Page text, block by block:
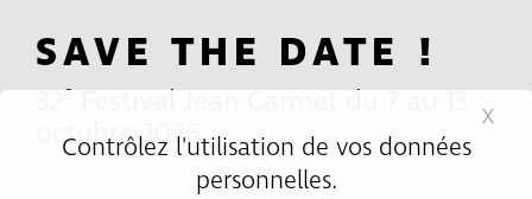
Contrôlez l'utilisation de vos données
personnelles.
X
SAVE THE DATE !
32eFestival Jean Carmet du 7 au 13
octobre 2026